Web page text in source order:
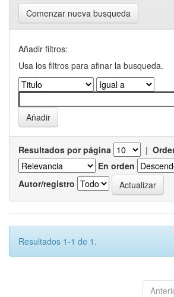
Comenzar nueva busqueda
Añadir filtros:
Usa los filtros para afinar la busqueda.
Resultados por página |
En orden
Autor/registro
Resultados 1-1 de 1.